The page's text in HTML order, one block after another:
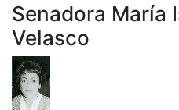
Senadora María
Velasco